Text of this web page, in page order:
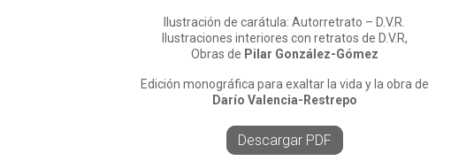
Ilustración de carátula: Autorretrato – D.V.R.
Ilustraciones interiores con retratos de D.V.R,
Obras de Pilar González-Gómez
Edición monográfica para exaltar la vida y la obra de
Darío Valencia-Restrepo
Descargar PDF